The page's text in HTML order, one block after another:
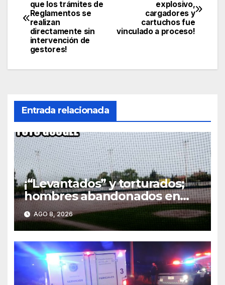
de
entradas
explosivo,
cargadores y
cartuchos fue
vinculado a proceso!
que los trámites de
Reglamentos se
realizan
directamente sin
intervención de
gestores!
Entrada relacionada
¡“Levantados” y torturados;
hombres abandonados en
parque terminan heridos en
hospital de Rincón de Romos!
AGO 8, 2026